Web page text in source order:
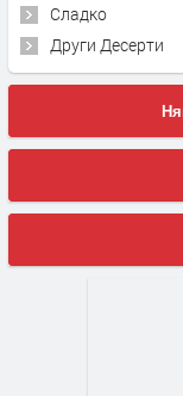
Сладко
Други Десерти